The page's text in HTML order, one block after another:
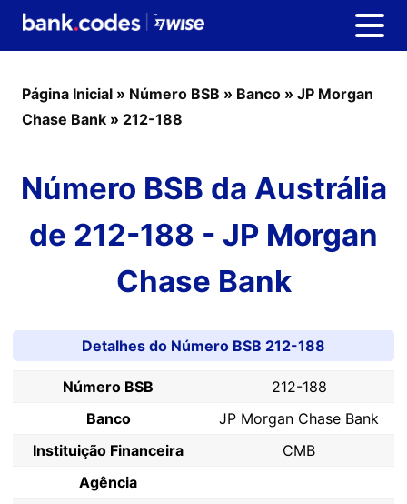
Página Inicial » Número BSB » Banco » JP Morgan
Chase Bank » 212-188
Número BSB da Austrália
de 212-188 - JP Morgan
Chase Bank
Detalhes do Número BSB 212-188
Número BSB
212-188
Banco
JP Morgan Chase Bank
Instituição Financeira
CMB
Agência